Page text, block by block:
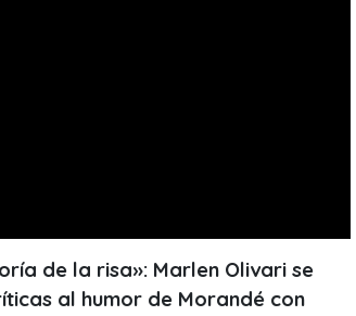
de la risa»: Marlen Olivari se
al humor de Morandé con